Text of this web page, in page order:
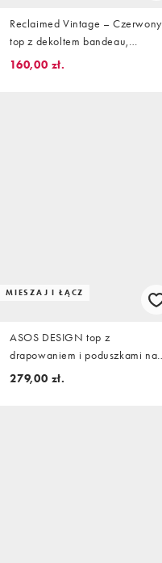
Reclaimed Vintage – Czerwony
top z dekoltem bandeau,
marszczeniem i haftem
160,00 zł.
MIESZAJ I ŁĄCZ
ASOS DESIGN top z
drapowaniem i poduszkami na
ramionach w kolorze khaki,
279,00 zł.